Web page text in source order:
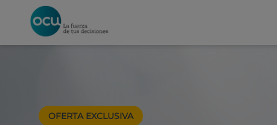
OFERTA EXCLUSIVA